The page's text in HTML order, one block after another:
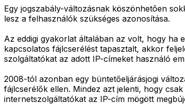
Egy jogszabály-változásnak köszönhetõen
lesz a felhasználók szükséges azonosítása.
Az eddigi gyakorlat általában az volt, hogy ha
kapcsolatos fájlcserélést tapasztalt, akkor
szolgáltatókat az adott IP-címeket használó
2008-tól azonban egy büntetőeljárásjogi
fájlcserélők ellen. Mindez azt jelenti, hogy
internetszolgáltatókat az IP-cím mögött